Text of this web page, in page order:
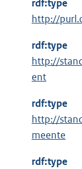
rdf:type
E
t
e
r
e
n
http://
rdf:type
http://
ent
rdf:type
http://
meente
rdf:type